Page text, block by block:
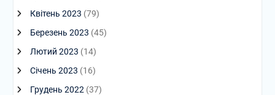
Квітень 2023 (79)
Березень 2023 (45)
Лютий 2023 (14)
Січень 2023 (16)
Грудень 2022 (37)